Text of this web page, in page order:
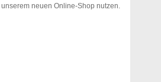
neuen Online-Shop nutzen.